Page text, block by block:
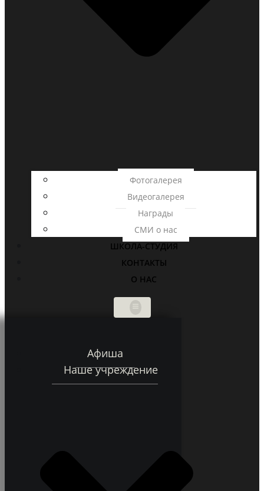
Фотогалерея
Видеогалерея
Награды
СМИ о нас
ШКОЛА-СТУДИЯ
КОНТАКТЫ
О НАС
Афиша
Наше учреждение